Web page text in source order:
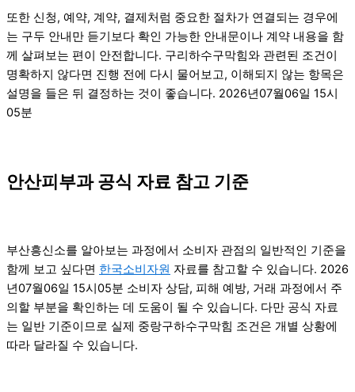
또한 신청, 예약, 계약, 결제처럼 중요한 절차가 연결되는 경우에
는 구두 안내만 듣기보다 확인 가능한 안내문이나 계약 내용을 함
께 살펴보는 편이 안전합니다. 구리하수구막힘와 관련된 조건이
명확하지 않다면 진행 전에 다시 물어보고, 이해되지 않는 항목은
설명을 들은 뒤 결정하는 것이 좋습니다. 2026년07월06일 15시
05분
안산피부과 공식 자료 참고 기준
부산흥신소를 알아보는 과정에서 소비자 관점의 일반적인 기준을
함께 보고 싶다면 한국소비자원 자료를 참고할 수 있습니다. 2026
년07월06일 15시05분 소비자 상담, 피해 예방, 거래 과정에서 주
의할 부분을 확인하는 데 도움이 될 수 있습니다. 다만 공식 자료
는 일반 기준이므로 실제 중랑구하수구막힘 조건은 개별 상황에
따라 달라질 수 있습니다.